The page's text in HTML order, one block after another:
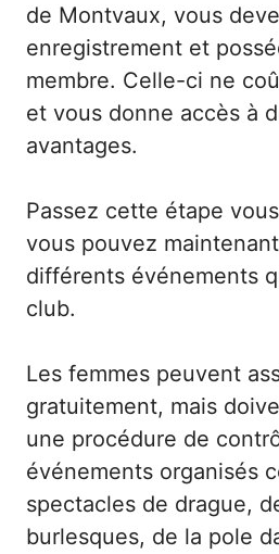
de Montvaux, vous
enregistrement et
membre. Celle-ci ne
et vous donne accès à
avantages.
Passez cette étape
vous pouvez
différents événements
club.
Les femmes peuvent
gratuitement, mais
une procédure de
événements organisés
spectacles de drague,
burlesques, de la pole